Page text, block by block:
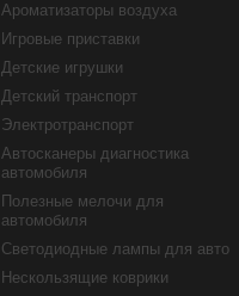
Ароматизаторы воздуха
Игровые приставки
Детские игрушки
Детский транспорт
Электротранспорт
Автосканеры диагностика
автомобиля
Полезные мелочи для
автомобиля
Светодиодные лампы для авто
Нескользящие коврики